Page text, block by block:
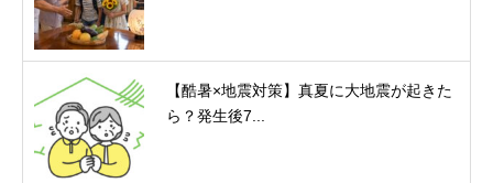
【酷暑×地震対策】真夏に大地震が起きた
ら？発生後7...